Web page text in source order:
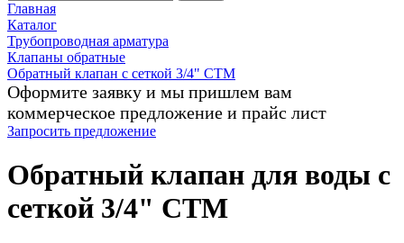
Главная
Каталог
Трубопроводная арматура
Клапаны обратные
Обратный клапан с сеткой 3/4" CTM
Оформите заявку и мы пришлем вам
коммерческое предложение и прайс лист
Запросить предложение
Обратный клапан для воды с
сеткой 3/4" CTM